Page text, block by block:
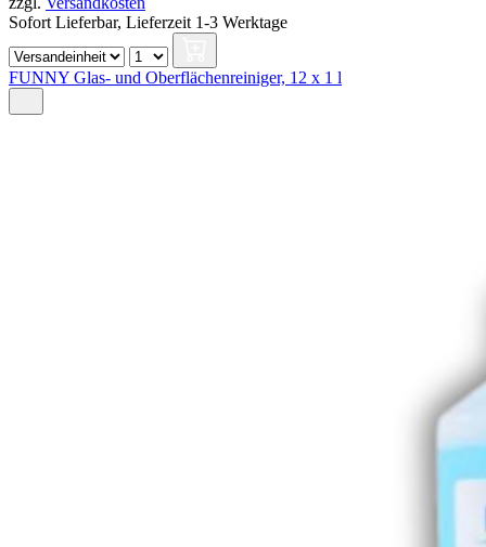
Sofort Lieferbar, Lieferzeit 1-3 Werktage
FUNNY Glas- und Oberflächenreiniger, 12 x 1 l